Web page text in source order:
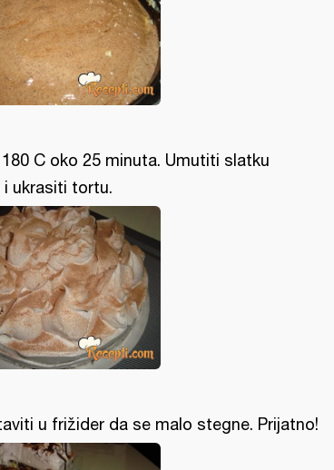
180 C oko 25 minuta. Umutiti slatku
i ukrasiti tortu.
u frižider da se malo stegne. Prijatno!